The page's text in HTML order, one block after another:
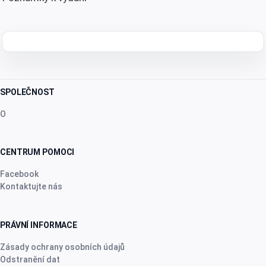
SPOLEČNOST
O
CENTRUM POMOCI
Facebook
Kontaktujte nás
PRÁVNÍ INFORMACE
Zásady ochrany osobních údajů
Odstranění dat